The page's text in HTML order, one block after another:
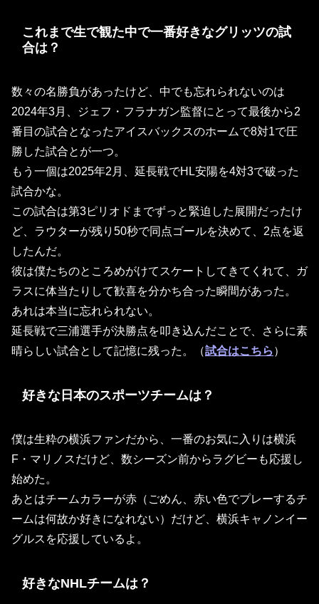
これまで生で観た中で一番好きなグリッツの試
合は？
数々の名勝負があったけど、中でも忘れられないのは
2024年3月、ジェフ・フラナガン監督にとって最後から2
番目の試合となったアイスバックスのホームで8対1で圧
勝した試合とが一つ。
もう一個は2025年2月、延長戦でHL安陽を4対3で破った
試合かな。
この試合は第3ピリオドまでずっと緊迫した展開だったけ
ど、ラウターが残り50秒で同点ゴールを決めて、2点を返
したんだ。
彼は僕たちのところめがけてスケートしてきてくれて、ガ
ラスに体当たりして歓喜を分かち合った瞬間があった。
あれは本当に忘れられない。
延長戦で三浦選手が決勝点を叩き込んだことで、さらに素
晴らしい試合として記憶に残った。（試合はこちら ）
好きな日本のスポーツチームは？
僕は生粋の横浜ファンだから、一番のお気に入りは横浜
F・マリノスだけど、数シーズン前からラグビーも応援し
始めた。
あとはチームカラーが赤（ごめん、赤い色でプレーするチ
ームは何故か好きになれない）だけど、横浜キャノンイー
グルスを応援しているよ。
好きなNHLチームは？